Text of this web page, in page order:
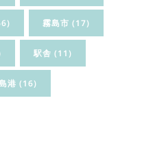
霧島市 (17)
駅舎 (11)
港 (16)